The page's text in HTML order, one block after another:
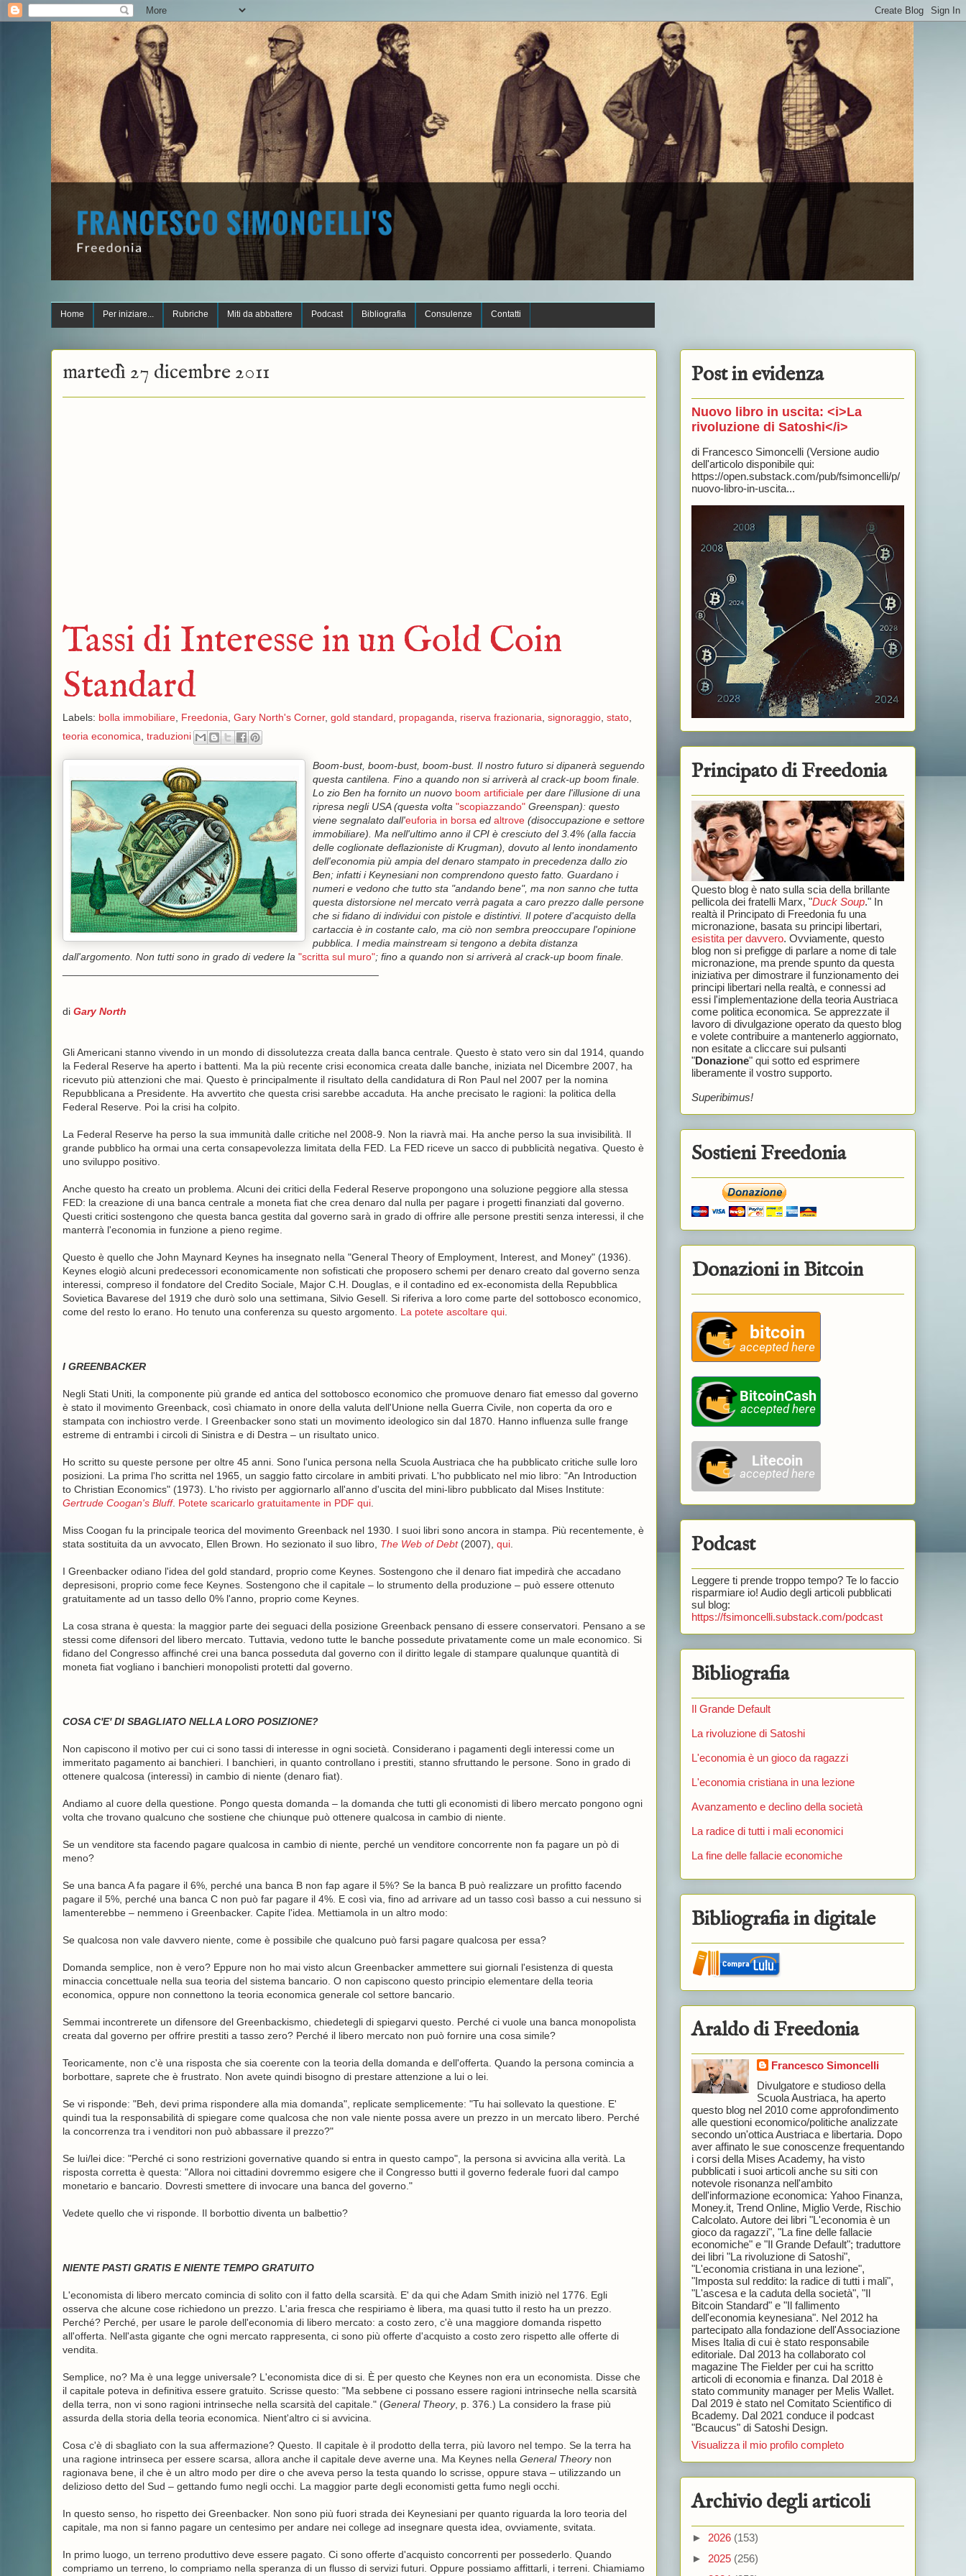
Home Per iniziare... Rubriche Miti da abbattere Podcast Bibliografia Consulenze Contatti
martedì 27 dicembre 2011
Tassi di Interesse in un Gold Coin
Standard
Labels: bolla immobiliare, Freedonia Gary North's Corner, gold standard propaganda riserva frazionaria signoraggio, stato,
teoria economica, traduzioni
Boom-bust, boom-bust, boom-bust. Il nostro futuro si dipanerà seguendo
questa cantilena. Fino a quando non si arriverà al crack-up boom finale.
Lo zio Ben ha fornito un nuovo boom artificiale per dare l'illusione di una
ripresa negli USA (questa volta "scopiazzando" Greenspan): questo
viene segnalato dall'euforia in borsa ed altrove (disoccupazione e settore
immobiliare). Ma nell'ultimo anno il CPI è cresciuto del 3.4% (alla faccia
delle coglionate deflazioniste di Krugman), dovuto al lento inondamento
dell'economia più ampia del denaro stampato in precedenza dallo zio
Ben; infatti i Keynesiani non comprendono questo fatto. Guardano i
numeri e vedono che tutto sta "andando bene", ma non sanno che tutta
questa distorsione nel mercato verrà pagata a caro prezzo dalle persone
che si fidano di individui con pistole e distintivi. Il potere d'acquisto della
cartaccia è in costante calo, ma ciò non sembra preoccupare l'opinione
pubblica. I media mainstream si tengono a debita distanza
dall'argomento. Non tutti sono in grado di vedere la "scritta sul muro"; fino a quando non si arriverà al crack-up boom finale.
di Gary North
Gli Americani stanno vivendo in un mondo di dissolutezza creata dalla banca centrale. Questo è stato vero sin dal 1914, quando
la Federal Reserve ha aperto i battenti. Ma la più recente crisi economica creata dalle banche, iniziata nel Dicembre 2007, ha
ricevuto più attenzioni che mai. Questo è principalmente il risultato della candidatura di Ron Paul nel 2007 per la nomina
Repubblicana a Presidente. Ha avvertito che questa crisi sarebbe accaduta. Ha anche precisato le ragioni: la politica della
Federal Reserve. Poi la crisi ha colpito.
La Federal Reserve ha perso la sua immunità dalle critiche nel 2008-9. Non la riavrà mai. Ha anche perso la sua invisibilità. Il
grande pubblico ha ormai una certa consapevolezza limitata della FED. La FED riceve un sacco di pubblicità negativa. Questo è
uno sviluppo positivo.
Anche questo ha creato un problema. Alcuni dei critici della Federal Reserve propongono una soluzione peggiore alla stessa
FED: la creazione di una banca centrale a moneta fiat che crea denaro dal nulla per pagare i progetti finanziati dal governo.
Questi critici sostengono che questa banca gestita dal governo sarà in grado di offrire alle persone prestiti senza interessi, il che
manterrà l'economia in funzione a pieno regime.
Questo è quello che John Maynard Keynes ha insegnato nella "General Theory of Employment, Interest, and Money" (1936).
Keynes elogiò alcuni predecessori economicamente non sofisticati che proposero schemi per denaro creato dal governo senza
interessi, compreso il fondatore del Credito Sociale, Major C.H. Douglas, e il contadino ed ex-economista della Repubblica
Sovietica Bavarese del 1919 che durò solo una settimana, Silvio Gesell. Si riferiva a loro come parte del sottobosco economico,
come del resto lo erano. Ho tenuto una conferenza su questo argomento. La potete ascoltare qui.
I GREENBACKER
Negli Stati Uniti, la componente più grande ed antica del sottobosco economico che promuove denaro fiat emesso dal governo
è stato il movimento Greenback, così chiamato in onore della valuta dell'Unione nella Guerra Civile, non coperta da oro e
stampata con inchiostro verde. I Greenbacker sono stati un movimento ideologico sin dal 1870. Hanno influenza sulle frange
estreme di entrambi i circoli di Sinistra e di Destra – un risultato unico.
Ho scritto su queste persone per oltre 45 anni. Sono l'unica persona nella Scuola Austriaca che ha pubblicato critiche sulle loro
posizioni. La prima l'ho scritta nel 1965, un saggio fatto circolare in ambiti privati. L'ho pubblicato nel mio libro: "An Introduction
to Christian Economics" (1973). L'ho rivisto per aggiornarlo all'anno d'uscita del mini-libro pubblicato dal Mises Institute:
Gertrude Coogan's Bluff. Potete scaricarlo gratuitamente in PDF qui.
Miss Coogan fu la principale teorica del movimento Greenback nel 1930. I suoi libri sono ancora in stampa. Più recentemente, è
stata sostituita da un avvocato, Ellen Brown. Ho sezionato il suo libro, The Web of Debt(2007), qui.
I Greenbacker odiano l'idea del gold standard, proprio come Keynes. Sostengono che il denaro fiat impedirà che accadano
depresisoni, proprio come fece Keynes. Sostengono che il capitale – lo strumento della produzione – può essere ottenuto
gratuitamente ad un tasso dello 0% l'anno, proprio come Keynes.
La cosa strana è questa: la maggior parte dei seguaci della posizione Greenback pensano di essere conservatori. Pensano a se
stessi come difensori del libero mercato. Tuttavia, vedono tutte le banche possedute privatamente come un male economico. Si
fidano del Congresso affinché crei una banca posseduta dal governo con il diritto legale di stampare qualunque quantità di
moneta fiat vogliano i banchieri monopolisti protetti dal governo.
COSA C'E' DI SBAGLIATO NELLA LORO POSIZIONE?
Non capiscono il motivo per cui ci sono tassi di interesse in ogni società. Considerano i pagamenti degli interessi come un
immeritato pagamento ai banchieri. I banchieri, in quanto controllano i prestiti, stanno sfruttando le persone. Sono in grado di
ottenere qualcosa (interessi) in cambio di niente (denaro fiat).
Andiamo al cuore della questione. Pongo questa domanda – la domanda che tutti gli economisti di libero mercato pongono ogni
volta che trovano qualcuno che sostiene che chiunque può ottenere qualcosa in cambio di niente.
Se un venditore sta facendo pagare qualcosa in cambio di niente, perché un venditore concorrente non fa pagare un pò di
meno?
Se una banca A fa pagare il 6%, perché una banca B non fap agare il 5%? Se la banca B può realizzare un profitto facendo
pagare il 5%, perché una banca C non può far pagare il 4%. E così via, fino ad arrivare ad un tasso così basso a cui nessuno si
lamenterebbe – nemmeno i Greenbacker. Capite l'idea. Mettiamola in un altro modo:
Se qualcosa non vale davvero niente, come è possibile che qualcuno può farsi pagare qualcosa per essa?
Domanda semplice, non è vero? Eppure non ho mai visto alcun Greenbacker ammettere sui giornali l'esistenza di questa
minaccia concettuale nella sua teoria del sistema bancario. O non capiscono questo principio elementare della teoria
economica, oppure non connettono la teoria economica generale col settore bancario.
Semmai incontrerete un difensore del Greenbackismo, chiedetegli di spiegarvi questo. Perché ci vuole una banca monopolista
creata dal governo per offrire prestiti a tasso zero? Perché il libero mercato non può fornire una cosa simile?
Teoricamente, non c'è una risposta che sia coerente con la teoria della domanda e dell'offerta. Quando la persona comincia a
borbottare, saprete che è frustrato. Non avete quindi bisogno di prestare attenzione a lui o lei.
Se vi risponde: "Beh, devi prima rispondere alla mia domanda", replicate semplicemente: "Tu hai sollevato la questione. E'
quindi tua la responsabilità di spiegare come qualcosa che non vale niente possa avere un prezzo in un mercato libero. Perché
la concorrenza tra i venditori non può abbassare il prezzo?"
Se lui/lei dice: "Perché ci sono restrizioni governative quando si entra in questo campo", la persona si avvicina alla verità. La
risposta corretta è questa: "Allora noi cittadini dovremmo esigere che il Congresso butti il governo federale fuori dal campo
monetario e bancario. Dovresti smettere di invocare una banca del governo."
Vedete quello che vi risponde. Il borbottio diventa un balbettio?
NIENTE PASTI GRATIS E NIENTE TEMPO GRATUITO
L'economista di libero mercato comincia di solito con il fatto della scarsità. E' da qui che Adam Smith iniziò nel 1776. Egli
osserva che alcune cose richiedono un prezzo. L'aria fresca che respiriamo è libera, ma quasi tutto il resto ha un prezzo.
Perché? Perché, per usare le parole dell'economia di libero mercato: a costo zero, c'è una maggiore domanda rispetto
all'offerta. Nell'asta gigante che ogni mercato rappresenta, ci sono più offerte d'acquisto a costo zero rispetto alle offerte di
vendita.
Semplice, no? Ma è una legge universale? L'economista dice di si. È per questo che Keynes non era un economista. Disse che
il capitale poteva in definitiva essere gratuito. Scrisse questo: "Ma sebbene ci possano essere ragioni intrinseche nella scarsità
della terra, non vi sono ragioni intrinseche nella scarsità del capitale." (General Theory, p. 376.) La considero la frase più
assurda della storia della teoria economica. Nient'altro ci si avvicina.
Cosa c'è di sbagliato con la sua affermazione? Questo. Il capitale è il prodotto della terra, più lavoro nel tempo. Se la terra ha
una ragione intrinseca per essere scarsa, allora anche il capitale deve averne una. Ma Keynes nella General Theorynon
ragionava bene, il che è un altro modo per dire o che aveva perso la testa quando lo scrisse, oppure stava – utilizzando un
delizioso detto del Sud – gettando fumo negli occhi. La maggior parte degli economisti getta fumo negli occhi.
In questo senso, ho rispetto dei Greenbacker. Non sono più fuori strada dei Keynesiani per quanto riguarda la loro teoria del
capitale, ma non si fanno pagare un centesimo per andare nei college ad insegnare questa idea, ovviamente, svitata.
In primo luogo, un terreno produttivo deve essere pagato. Ci sono offerte d'acquisto concorrenti per possederlo. Quando
compriamo un terreno, lo compriamo nella speranza di un flusso di servizi futuri. Oppure possiamo affittarli, i terreni. Chiamiamo
Post in evidenza
Nuovo libro in uscita: <i>La
rivoluzione di Satoshi</i>
di Francesco Simoncelli (Versione audio
dell'articolo disponibile qui:
https://open.substack.com/pub/fsimoncelli/p/
nuovo-libro-in-uscita...
Principato di Freedonia
Questo blog è nato sulla scia della brillante
pellicola dei fratelli Marx, "Duck Soup." In
realtà il Principato di Freedonia fu una
micronazione, basata su principi libertari,
esistita per davvero. Ovviamente, questo
blog non si prefigge di parlare a nome di tale
micronazione, ma prende spunto da questa
iniziativa per dimostrare il funzionamento dei
principi libertari nella realtà, e connessi ad
essi l'implementazione della teoria Austriaca
come politica economica. Se apprezzate il
lavoro di divulgazione operato da questo blog
e volete contribuire a mantenerlo aggiornato,
non esitate a cliccare sui pulsanti
"Donazione" qui sotto ed esprimere
liberamente il vostro supporto.
Superibimus!
Sostieni Freedonia
Donazioni in Bitcoin
Podcast
Leggere ti prende troppo tempo? Te lo faccio
risparmiare io! Audio degli articoli pubblicati
sul blog:
https://fsimoncelli.substack.com/podcast
Bibliografia
Il Grande Default
La rivoluzione di Satoshi
L'economia è un gioco da ragazzi
L'economia cristiana in una lezione
Avanzamento e declino della società
La radice di tutti i mali economici
La fine delle fallacie economiche
Bibliografia in digitale
Araldo di Freedonia
Francesco Simoncelli
Divulgatore e studioso della
Scuola Austriaca, ha aperto
questo blog nel 2010 come approfondimento
alle questioni economico/politiche analizzate
secondo un'ottica Austriaca e libertaria. Dopo
aver affinato le sue conoscenze frequentando
i corsi della Mises Academy, ha visto
pubblicati i suoi articoli anche su siti con
notevole risonanza nell'ambito
dell'informazione economica: Yahoo Finanza,
Money.it, Trend Online, Miglio Verde, Rischio
Calcolato. Autore dei libri "L'economia è un
gioco da ragazzi", "La fine delle fallacie
economiche" e "Il Grande Default"; traduttore
dei libri "La rivoluzione di Satoshi",
"L'economia cristiana in una lezione",
"Imposta sul reddito: la radice di tutti i mali",
"L'ascesa e la caduta della società", "Il
Bitcoin Standard" e "Il fallimento
dell'economia keynesiana". Nel 2012 ha
partecipato alla fondazione dell'Associazione
Mises Italia di cui è stato responsabile
editoriale. Dal 2013 ha collaborato col
magazine The Fielder per cui ha scritto
articoli di economia e finanza. Dal 2018 è
stato community manager per Melis Wallet.
Dal 2019 è stato nel Comitato Scientifico di
Bcademy. Dal 2021 conduce il podcast
"Bcaucus" di Satoshi Design.
Visualizza il mio profilo completo
Archivio degli articoli
► 2026 (153)
► 2025 (256)